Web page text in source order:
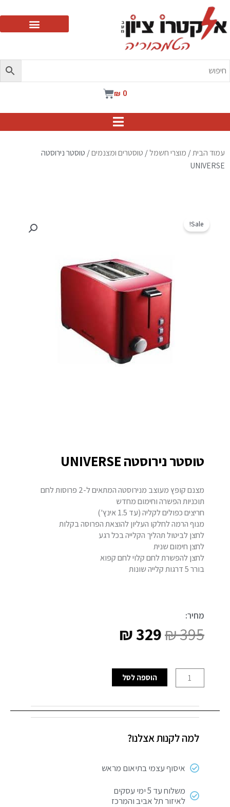
₪ 0
עגלת
עמוד הבית/ מוצרי חשמל/ טוסטרים ומצנמים/ טוסטר נירוסטה
UNIVERSE
Sale!
טוסטר נירוסטה UNIVERSE
מצנם קופץ מעוצב מנירוסטה המתאים ל-2 פרוסות לחם
תוכניות הפשרה וחימום מחדש
חריצים כפולים לקליה (עד 1.5 אינץ')
מנוף הרמה לחלקו העליון להוצאת הפרוסה בקלות
לחצן לביטול תהליך הקלייה בכל רגע
לחצן חימום שנית
לחצן להפשרת לחם קלוי לחם קפוא
בורר 5 דרגות קלייה שונות
מחיר:
₪395
המקורי
היה:
₪ 395.
₪329
הנוכחי
הוא:
₪ 329.
של
נירוסטה
הוספה לסל
למה לקנות אצלנו?
איסוף עצמי בתיאום מראש
משלוח עד 5 ימי עסקים
לאיזור תל אביב והמרכז